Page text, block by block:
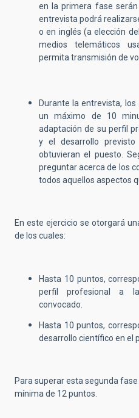
en la primera fase
entrevista podrá
o en inglés (a elección
medios telemáticos
permita transmisión de
Durante la entrevista,
un máximo de 10
adaptación de su perfil
y el desarrollo
obtuvieran el puesto.
preguntar acerca de los
todos aquellos aspectos
En este ejercicio se otorgará
de los cuales:
Hasta 10 puntos,
perfil profesional a
convocado.
Hasta 10 puntos,
desarrollo científico en el
Para superar esta segunda
mínima de 12 puntos.